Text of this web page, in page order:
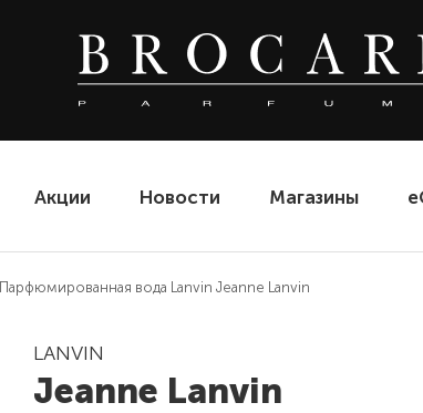
Акции Новости Магазины
Парфюмированная вода Lanvin Jeanne Lanvin
LANVIN
Jeanne Lanvin